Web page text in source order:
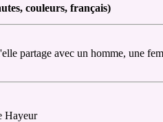
couleurs, français)
partage avec un homme, une
Hayeur